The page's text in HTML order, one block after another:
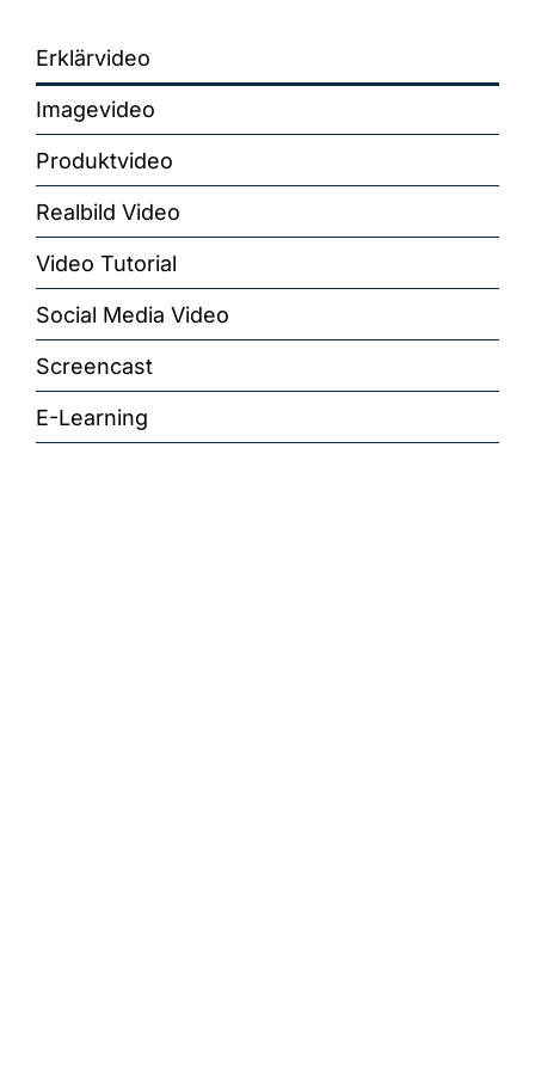
Erklärvideo
Imagevideo
Produktvideo
Realbild Video
Video Tutorial
Social Media Video
Screencast
E-Learning